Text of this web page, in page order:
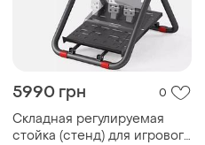
5990 грн 0
Складная регулируемая
стойка (стенд) для игрового